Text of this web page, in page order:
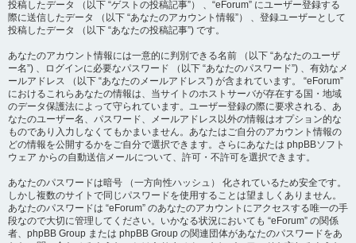
投稿したデータ （以下 “ゲストの投稿記事”） 、“eForum” にユーザー登録する
際に送信したデータ （以下 “あなたのアカウント情報”） 、登録ユーザーとして
投稿したデータ （以下 “あなたの投稿記事”) です。
あなたのアカウント情報には一意的に判別できる名前 （以下 “あなたのユーザ
ー名”) 、ログインに必要なパスワード （以下 “あなたのパスワード”) 、有効なメ
ールアドレス （以下 “あなたのメールアドレス”) が含まれています。 “eForum”
におけるこれらあなたの情報は、当サイトのホストサーバが存在する国・地域
のデータ保護法によって守られています。ユーザー登録の際に要求される、あ
なたのユーザー名、パスワード、メールアドレス以外の情報はオプション的な
ものであり入力しなくてもかまいません。あなたはご自分のアカウント情報の
どの情報を公開するかをご自分で選択できます。さらにあなたは phpBBソフト
ウェア からの自動送信メールについて、許可・不許可を選択できます。
あなたのパスワードは暗号 （一方向性ハッシュ） 化されているため安全です。
しかし複数のサイトで同じパスワードを使用することは望ましくありません。
あなたのパスワードは “eForum” のあなたのアカウントにアクセスする唯一の手
段なので大切に管理してください。いかなる状況においても “eForum” の関係
者、phpBB Group または phpBB Group の関連団体があなたのパスワードをあ